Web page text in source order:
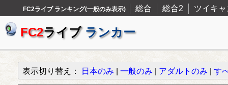
FC2ライブ ランキング(一般のみ表示) 総合 総合2 ツイキャ
FC2ライブ ランカー
表示切り替え： 日本のみ 一般のみ アダルトのみ す